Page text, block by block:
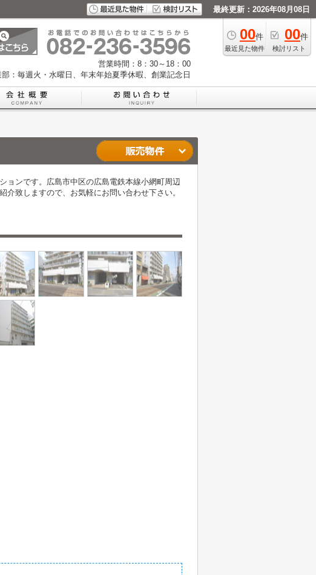
最終更新：2026年08月08日
00件
最近見た物件
00件
検討リスト
営業時間：8：30～18：00
：毎週火・水曜日、年末年始夏季休暇、創業記念日
ョンです。広島市中区の広島電鉄本線小網町周辺
致しますので、お気軽にお問い合わせ下さい。